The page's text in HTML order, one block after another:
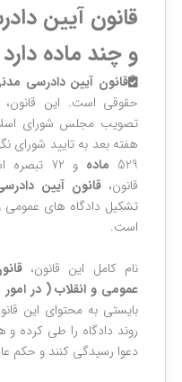
قانون آیین
و چند ماده دارد
قانون آیین دادرسی
تصویب مجلس شورای
هفته بعد به تایید شورای
529 ماده و 72 تبصره است. بر اساس
قانون، قانون آیین
است.
نام کامل این قانون،
عمومی و انقلاب ( در
بایستی به محتوای این
روند دادگاه را طی کرده
دعوا رسیدگی کنند و حکم